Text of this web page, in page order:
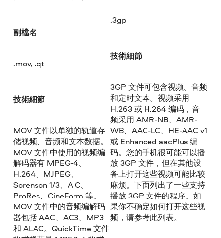
副檔名
.mov, .qt
技術細節
MOV 文件以单独的轨道存
储视频、音频和文本数据。
MOV 文件中使用的视频编
解码器有 MPEG-4、
H.264、MJPEG、
Sorenson 1/3、AIC、
ProRes、CineForm 等。
MOV 文件中的音频编解码
器包括 AAC、AC3、MP3
和 ALAC。QuickTime 文件
.3gp
技術細節
3GP 文件可包含视频、音频
和定时文本。视频采用
H.263 或 H.264 编码，音
频采用 AMR-NB、AMR-
WB、AAC-LC、HE-AAC v1
或 Enhanced aacPlus 编
码。您的手机很可能可以播
放 3GP 文件，但在其他设
备上打开这些视频可能比较
麻烦。下面列出了一些支持
播放 3GP 文件的程序。如
果你不确定如何打开这些视
频，请参考此列表。